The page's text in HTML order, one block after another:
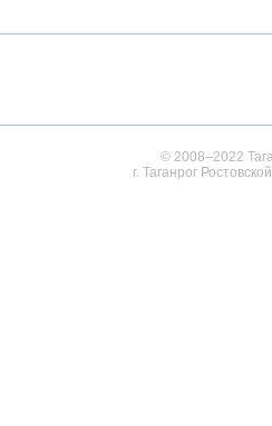
© 2008–2022
г. Таганрог